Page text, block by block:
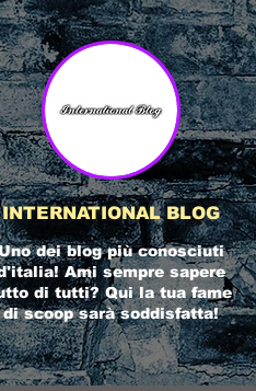
INTERNATIONAL BLOG
dei blog più conosciuti
Ami sempre sapere
di tutti? Qui la tua fame
di scoop sarà soddisfatta!